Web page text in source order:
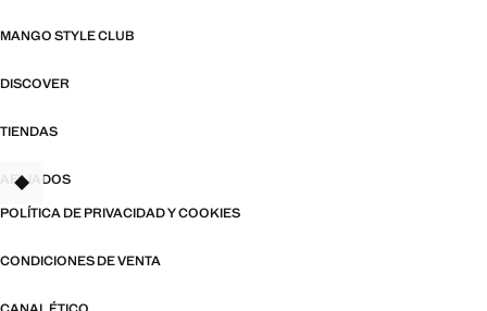
MANGO STYLE CLUB
DISCOVER
TIENDAS
AFILIADOS
POLÍTICA DE PRIVACIDAD Y COOKIES
CONDICIONES DE VENTA